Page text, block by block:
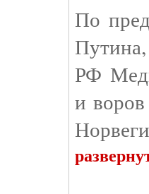
По
РФ
и